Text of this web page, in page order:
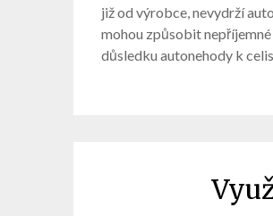
již od výrobce, nevydrží
mohou způsobit
důsledku autonehody k